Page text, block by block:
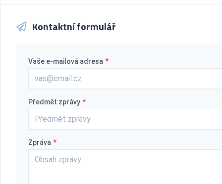
Kontaktní formulář
Vaše e-mailová adresa *
Předmět zprávy *
Zpráva *